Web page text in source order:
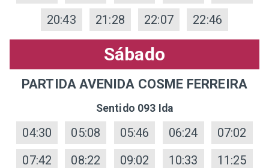
20:43
21:28 22:07 22:46
Sábado
PARTIDA AVENIDA COSME FERREIRA
Sentido 093 Ida
04:30 05:08 05:46 06:24
07:02
07:42
08:22 09:02 10:33
11:25